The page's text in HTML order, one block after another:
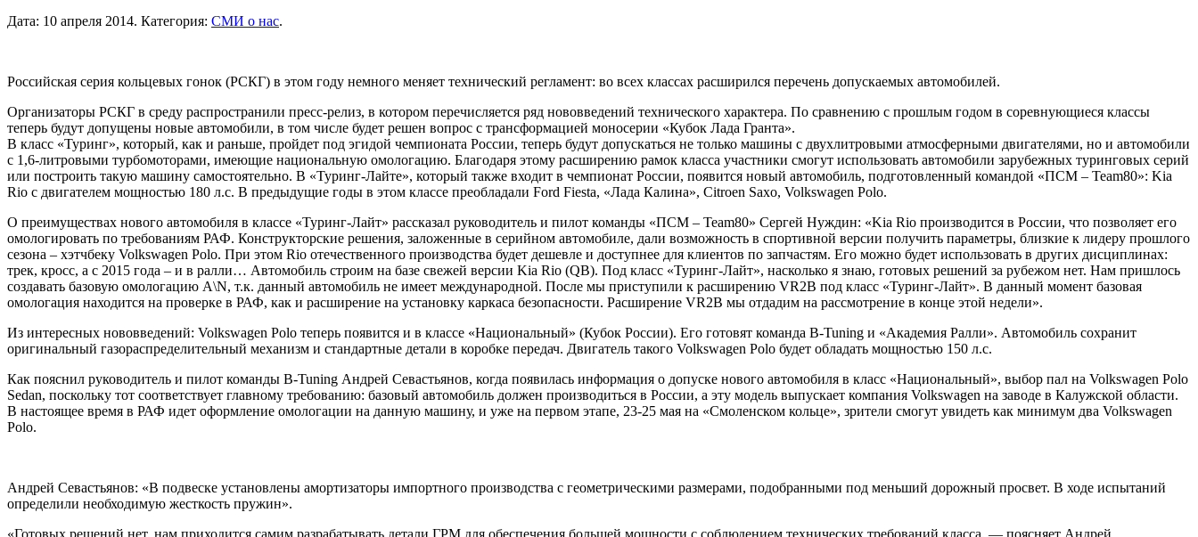
Дата: 10 апреля 2014. Категория: СМИ о нас.
Российская серия кольцевых гонок (РСКГ) в этом году немного меняет технический регламент: во всех классах расширился перечень допускаемых автомобилей.
Организаторы РСКГ в среду распространили пресс-релиз, в котором перечисляется ряд нововведений технического характера. По сравнению с прошлым годом в соревнующиеся классы
теперь будут допущены новые автомобили, в том числе будет решен вопрос с трансформацией моносерии «Кубок Лада Гранта».
В класс «Туринг», который, как и раньше, пройдет под эгидой чемпионата России, теперь будут допускаться не только машины с двухлитровыми атмосферными двигателями, но и автомобили
с 1,6-литровыми турбомоторами, имеющие национальную омологацию. Благодаря этому расширению рамок класса участники смогут использовать автомобили зарубежных туринговых серий
или построить такую машину самостоятельно. В «Туринг-Лайте», который также входит в чемпионат России, появится новый автомобиль, подготовленный командой «ПСМ – Team80»: Kia
Rio с двигателем мощностью 180 л.с. В предыдущие годы в этом классе преобладали Ford Fiesta, «Лада Калина», Citroen Saxo, Volkswagen Polo.
О преимуществах нового автомобиля в классе «Туринг-Лайт» рассказал руководитель и пилот команды «ПСМ – Team80» Сергей Нуждин: «Kia Rio производится в России, что позволяет его
омологировать по требованиям РАФ. Конструкторские решения, заложенные в серийном автомобиле, дали возможность в спортивной версии получить параметры, близкие к лидеру прошлого
сезона – хэтчбеку Volkswagen Polo. При этом Rio отечественного производства будет дешевле и доступнее для клиентов по запчастям. Его можно будет использовать в других дисциплинах:
трек, кросс, а с 2015 года – и в ралли… Автомобиль строим на базе свежей версии Kia Rio (QB). Под класс «Туринг-Лайт», насколько я знаю, готовых решений за рубежом нет. Нам пришлось
создавать базовую омологацию A\N, т.к. данный автомобиль не имеет международной. После мы приступили к расширению VR2B под класс «Туринг-Лайт». В данный момент базовая
омологация находится на проверке в РАФ, как и расширение на установку каркаса безопасности. Расширение VR2B мы отдадим на рассмотрение в конце этой недели».
Из интересных нововведений: Volkswagen Polo теперь появится и в классе «Национальный» (Кубок России). Его готовят команда B-Tuning и «Академия Ралли». Автомобиль сохранит
оригинальный газораспределительный механизм и стандартные детали в коробке передач. Двигатель такого Volkswagen Polo будет обладать мощностью 150 л.с.
Как пояснил руководитель и пилот команды B-Tuning Андрей Севастьянов, когда появилась информация о допуске нового автомобиля в класс «Национальный», выбор пал на Volkswagen Polo
Sedan, поскольку тот соответствует главному требованию: базовый автомобиль должен производиться в России, а эту модель выпускает компания Volkswagen на заводе в Калужской области.
В настоящее время в РАФ идет оформление омологации на данную машину, и уже на первом этапе, 23-25 мая на «Смоленском кольце», зрители смогут увидеть как минимум два Volkswagen
Polo.
Андрей Севастьянов: «В подвеске установлены амортизаторы импортного производства с геометрическими размерами, подобранными под меньший дорожный просвет. В ходе испытаний
определили необходимую жесткость пружин».
«Готовых решений нет, нам приходится самим разрабатывать детали ГРМ для обеспечения большей мощности с соблюдением технических требований класса, — поясняет Андрей